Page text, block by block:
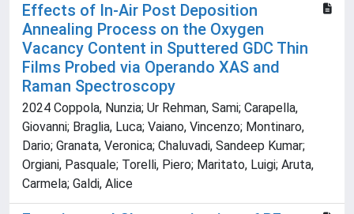
Effects of In-Air Post Deposition
Annealing Process on the Oxygen
Vacancy Content in Sputtered GDC Thin
Films Probed via Operando XAS and
Raman Spectroscopy
2024 Coppola, Nunzia; Ur Rehman, Sami; Carapella,
Giovanni; Braglia, Luca; Vaiano, Vincenzo; Montinaro,
Dario; Granata, Veronica; Chaluvadi, Sandeep Kumar;
Orgiani, Pasquale; Torelli, Piero; Maritato, Luigi; Aruta,
Carmela; Galdi, Alice